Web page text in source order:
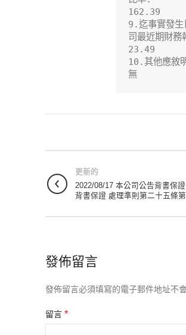
162.39
9.迄事實發生
司最近期財務
23.49
10.其他應敘
無
更新的
2022/08/17 本公司公告背書保
背書保證 處理準則第二十五條
發佈留言
發佈留言必須填寫的電子郵件地址不
留言 *